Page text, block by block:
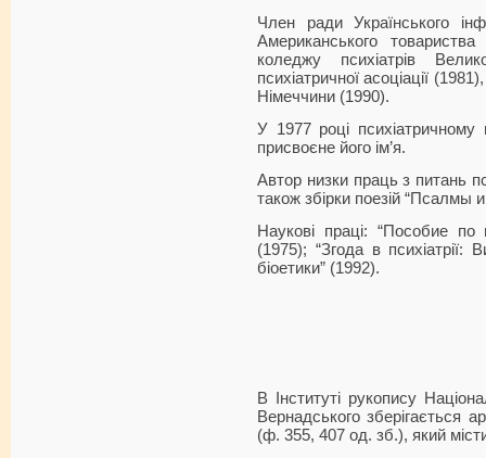
Член ради Українського
Американського товариства
коледжу психіатрів
псиxіатричної асоціації
Німеччини (1990).
У 1977 році
присвоєне його ім’я.
Автор низки праць з питань
також збірки поезій “Псалмы
Наукові праці: “Пособие
(1975); “Згода в психіатрії:
біоетики” (1992).
В Інституті рукопису
Вернадського зберігається
(ф. 355, 407 од. зб.), який